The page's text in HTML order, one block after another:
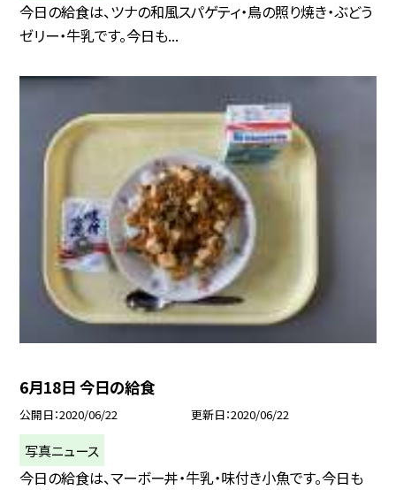
今日の給食は、ツナの和風スパゲティ・鳥の照り焼き・ぶどう
ゼリー・牛乳です。今日も...
6月18日 今日の給食
公開日 2020/06/22 更新日 2020/06/22
写真ニュース
今日の給食は、マーボー丼・牛乳・味付き小魚です。今日も